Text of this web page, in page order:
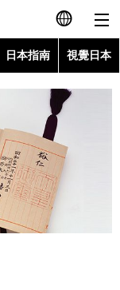
日本語
English
简体字
Français
Español
日本指南 視覺日本